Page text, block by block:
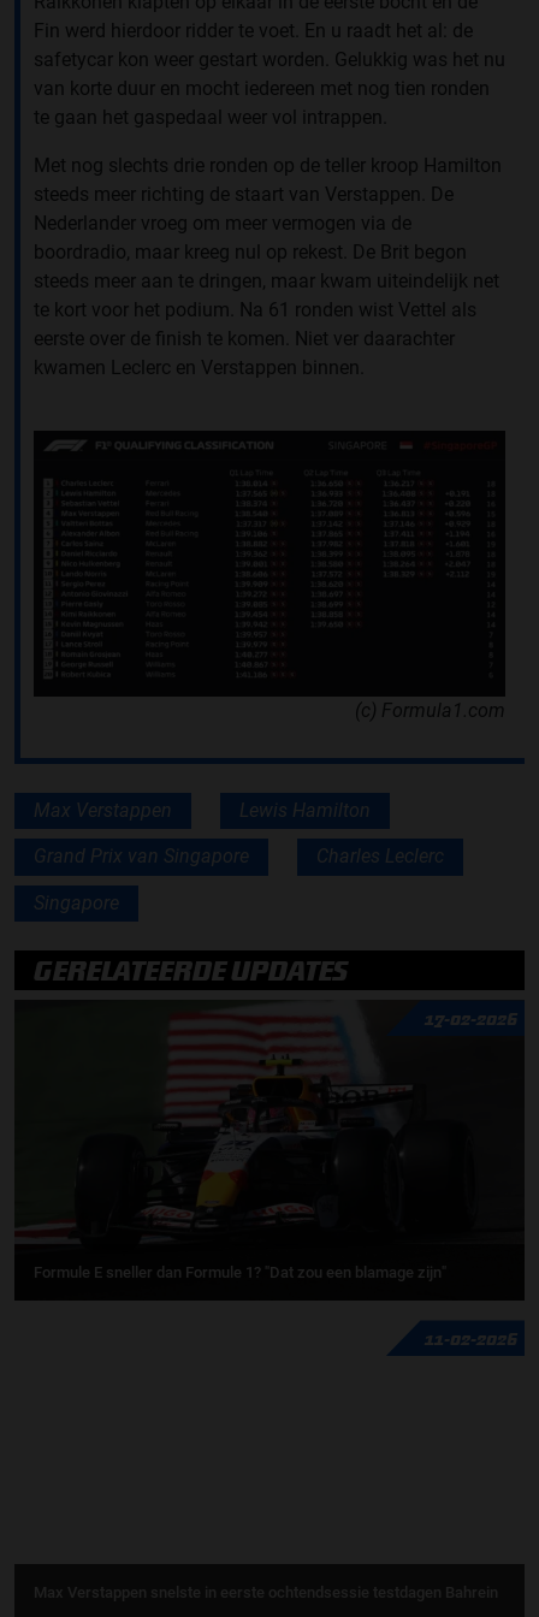
Fin werd hierdoor ridder te voet. En u raadt het al: de
safetycar kon weer gestart worden. Gelukkig was het nu
van korte duur en mocht iedereen met nog tien ronden
te gaan het gaspedaal weer vol intrappen.
Met nog slechts drie ronden op de teller kroop Hamilton
steeds meer richting de staart van Verstappen. De
Nederlander vroeg om meer vermogen via de
boordradio, maar kreeg nul op rekest. De Brit begon
steeds meer aan te dringen, maar kwam uiteindelijk net
te kort voor het podium. Na 61 ronden wist Vettel als
eerste over de finish te komen. Niet ver daarachter
kwamen Leclerc en Verstappen binnen.
(c) Formula1.com
Max Verstappen Lewis Hamilton
Grand Prix van Singapore Charles Leclerc
Singapore
GERELATEERDE UPDATES
17-02-2026
Formule E sneller dan Formule 1? "Dat zou een blamage zijn"
11-02-2026
Max Verstappen snelste in eerste ochtendsessie testdagen Bahrein